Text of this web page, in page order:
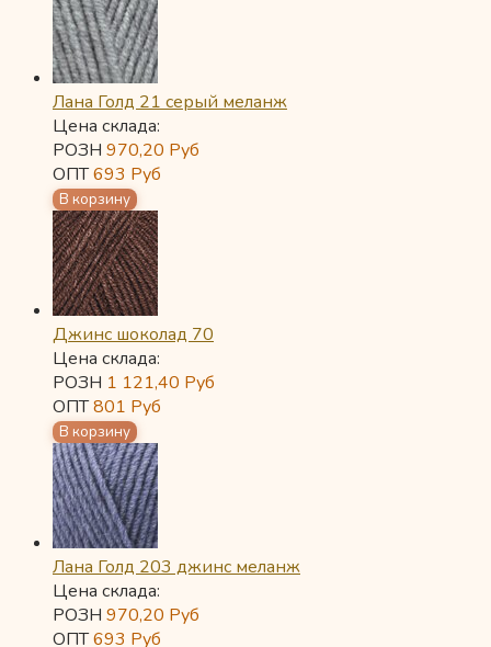
Лана Голд 21 серый меланж
Цена склада:
РОЗН 970,20 Руб
ОПТ693 Руб
Джинс шоколад 70
Цена склада:
РОЗН 1 121,40 Руб
ОПТ801 Руб
Лана Голд 203 джинс меланж
Цена склада:
РОЗН 970,20 Руб
ОПТ693 Руб